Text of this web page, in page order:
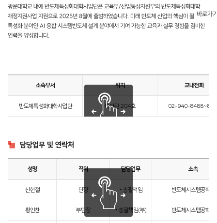
바로가
광운대학교 내에 반도체특성화대학사업단은 교육부/산업통상자원부의 반도체특성화대학
재정지원사업 지원으로 2025년 8월에 출범하였습니다. 미래 반도체 산업의 핵심이 될
특성화 분야인 AI 융합 시스템반도체 설계 분야에서 기여 가능한 교육과 실무 경험을 겸비한
인력을 양성합니다.
소속부서 위치 교내전화
반도체특성화대학사업단 비마관 204호 02-940-
담당업무 및 연락처
성명 직위 담당업무 소속
신현철 단장 • 총괄책임 반도체시스템공학부
황인찬 부단장 • 총괄책임(부) 반도체시스템공학부